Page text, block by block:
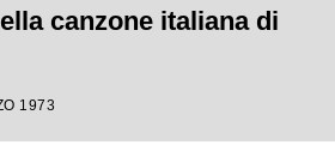
canzone italiana di
1973